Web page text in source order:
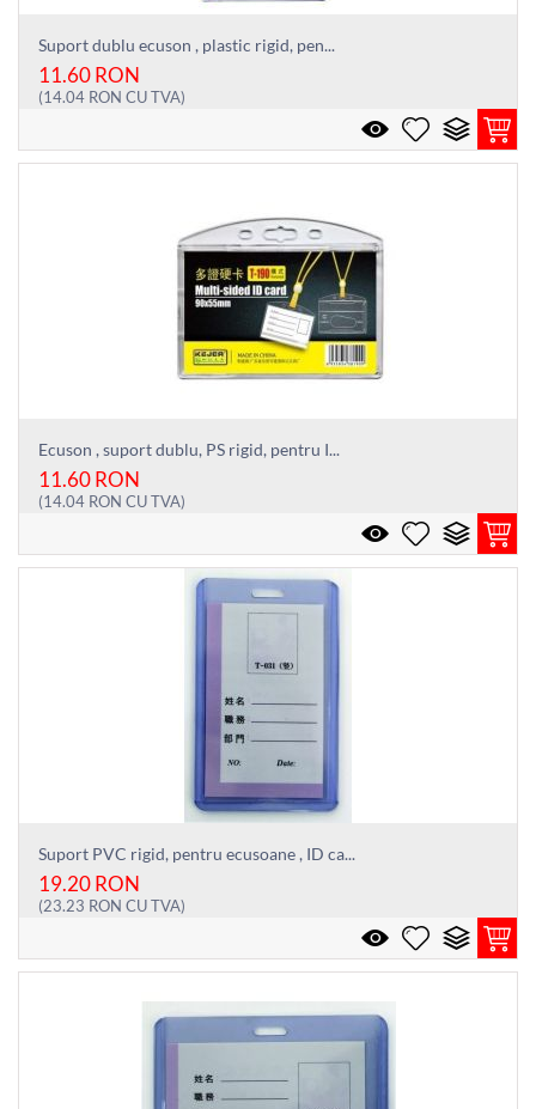
Suport dublu ecuson , plastic rigid, pen...
11.60RON
(14.04 RON CU TVA)
Ecuson , suport dublu, PS rigid, pentru I...
11.60RON
(14.04 RON CU TVA)
Suport PVC rigid, pentru ecusoane , ID ca...
19.20RON
(23.23 RON CU TVA)